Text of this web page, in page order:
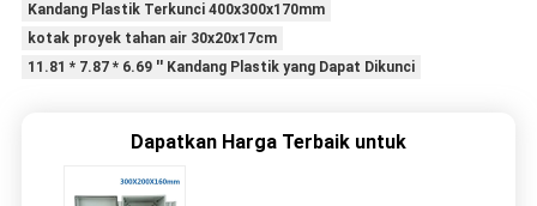
Kandang Plastik Terkunci 400x300x170mm
kotak proyek tahan air 30x20x17cm
11.81 * 7.87 * 6.69 '' Kandang Plastik yang Dapat Dikunci
Dapatkan Harga Terbaik untuk